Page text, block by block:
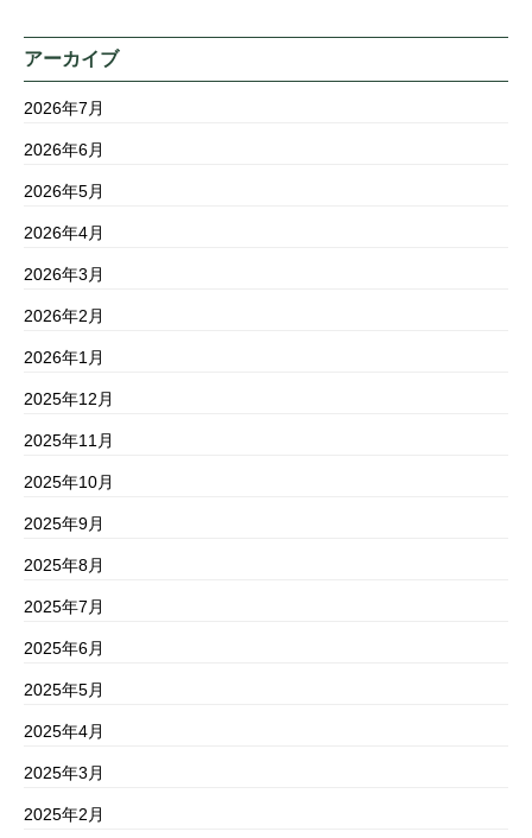
アーカイブ
2026年7月
2026年6月
2026年5月
2026年4月
2026年3月
2026年2月
2026年1月
2025年12月
2025年11月
2025年10月
2025年9月
2025年8月
2025年7月
2025年6月
2025年5月
2025年4月
2025年3月
2025年2月